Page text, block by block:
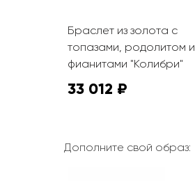
Браслет из золота с
топазами, родолитом и
фианитами "Колибри"
33 012 ₽
Дополните свой образ: